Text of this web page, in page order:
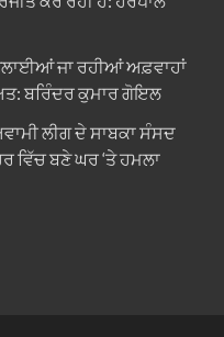
ਜਾ ਰਹੀਆਂ ਅਫ਼ਵਾਹਾਂ
ਬਰਿੰਦਰ ਕੁਮਾਰ ਗੋਇਲ
ਲੀਗ ਦੇ ਸਾਬਕਾ ਸੰਸਦ
ਵਿੱਚ ਬਣੇ ਘਰ ‘ਤੇ ਹਮਲਾ